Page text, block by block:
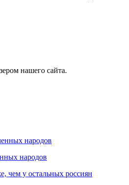
нашего сайта.
народов
народов
чем у остальных россиян